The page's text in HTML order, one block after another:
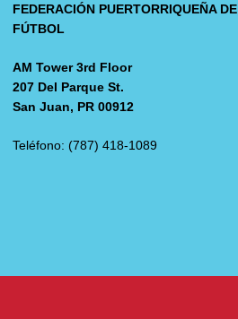
FEDERACIÓN PUERTORRIQUEÑA DE
FÚTBOL
AM Tower 3rd Floor
207 Del Parque St.
San Juan, PR 00912
Teléfono: (787) 418-1089